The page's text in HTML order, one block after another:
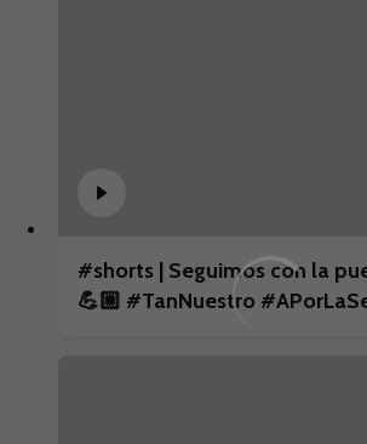
#shorts | Seguimos con la
💪🏼 #TanNuestro